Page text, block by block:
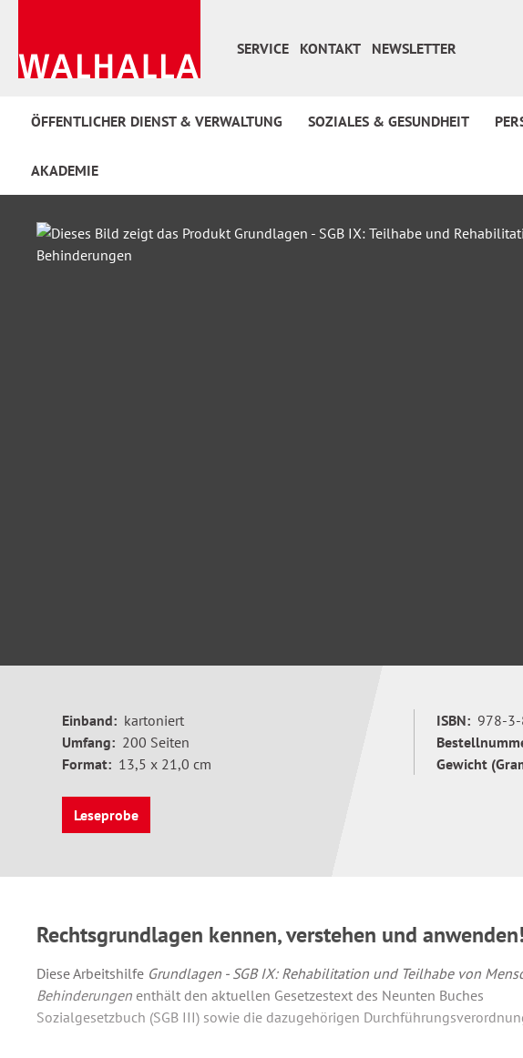
SERVICE
KONTAKT NEWSLETTER
ÖFFENTLICHER DIENST & VERWALTUNG SOZIALES & GESUNDHEIT
AKADEMIE
Bildergalerie überspringen
Einband: kartoniert
Umfang: 200 Seiten
Format: 13,5 x 21,0 cm
ISBN: 978-
Gewicht
Leseprobe
Rechtsgrundlagen kennen, verstehen und anwenden!
Diese Arbeitshilfe Grundlagen - SGB IX: Rehabilitation und Teilhabe von
Behinderungen enthält den aktuellen Gesetzestext des Neunten Buches
Sozialgesetzbuch (SGB III) sowie die dazugehörigen